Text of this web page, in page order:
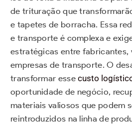
de trituração que
e tapetes de borracha. Essa
e transporte é complexa e
estratégicas entre fabricantes,
empresas de transporte. O
transformar essecusto
oportunidade de negócio,
materiais valiosos que podem
reintroduzidos na linha de